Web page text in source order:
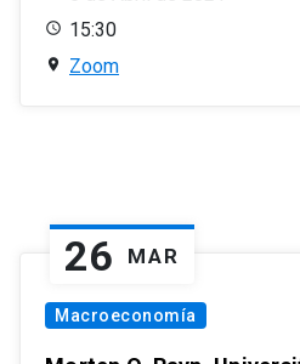
15:30
Zoom
26 MAR
Macroeconomía